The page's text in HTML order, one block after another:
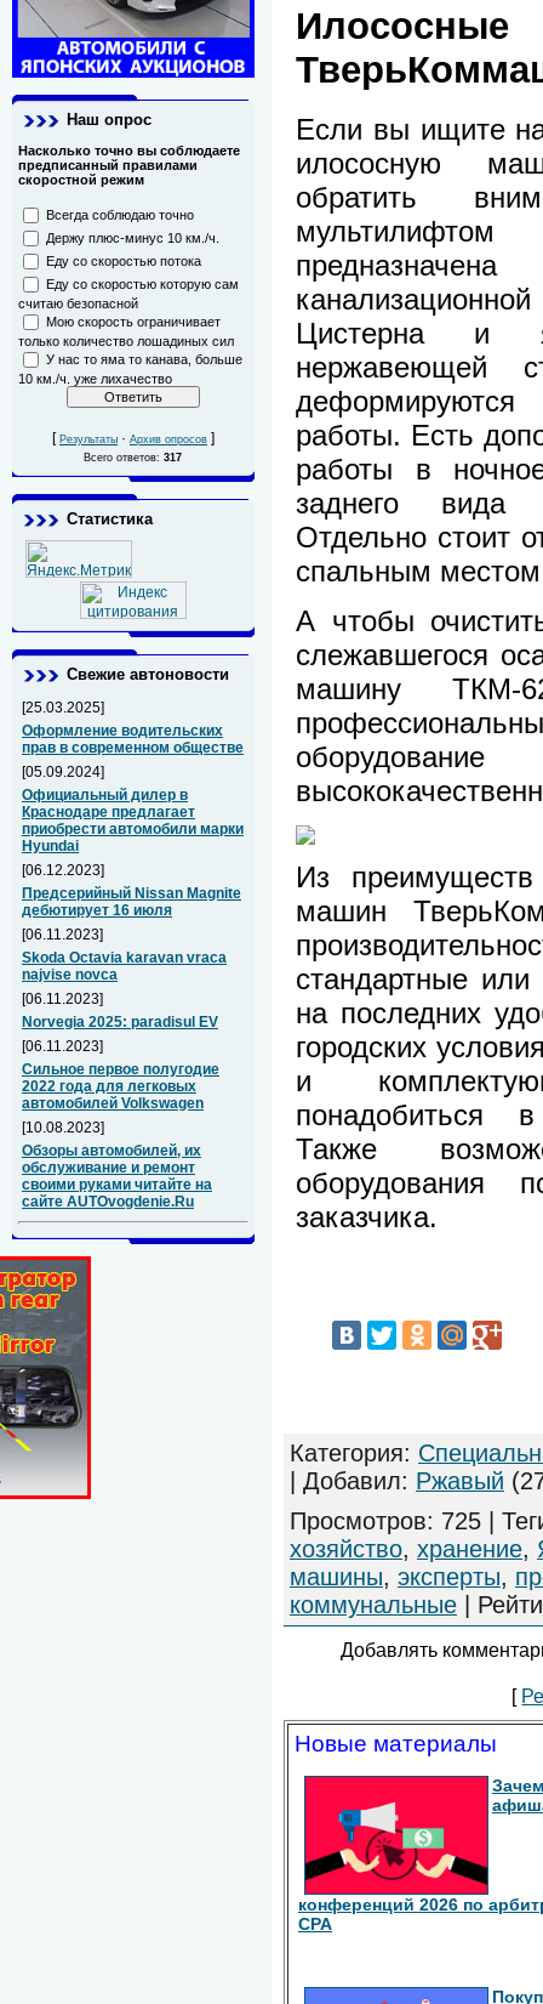
Наш опрос
Насколько точно вы соблюдаете
предписанный правилами
скоростной режим
Всегда соблюдаю точно
Держу плюс-минус 10 км./ч.
Еду со скоростью потока
Еду со скоростью которую сам
считаю безопасной
Мою скорость ограничивает
только количество лошадиных сил
У нас то яма то канава, больше
10 км./ч. уже лихачество
[ Результаты · Архив опросов ]
Всего ответов:317
Статистика
Свежие автоновости
[25.03.2025]
Оформление водительских
прав в современном обществе
[05.09.2024]
Официальный дилер в
Краснодаре предлагает
приобрести автомобили марки
Hyundai
[06.12.2023]
Предсерийный Nissan Magnite
дебютирует 16 июля
[06.11.2023]
Skoda Octavia karavan vraca
najvise novca
[06.11.2023]
Norvegia 2025: paradisul EV
[06.11.2023]
Сильное первое полугодие
2022 года для легковых
автомобилей Volkswagen
[10.08.2023]
Обзоры автомобилей, их
обслуживание и ремонт
своими руками читайте на
сайте AUTOvogdenie.Ru
Если вы ищите
илососную
обратить
Цистерна и
нержавеющей
работы. Есть
работы в
заднего вида
Отдельно стоит
спальным
А чтобы
слежавшегося
машину ТКМ-
Из преимуществ
машин
стандартные
на последних
городских
и
понадобиться
Также
оборудования
заказчика.
Категория:
| Добавил: Ржавый
Просмотров: 725 |
хозяйство, хранение,
машины, эксперты,
коммунальные |
Добавлять
[
Новые материалы
конференций 2026 по
СРА